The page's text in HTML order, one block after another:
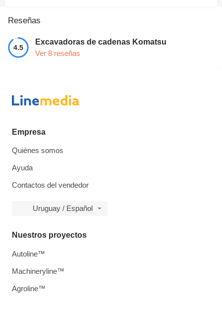
Reseñas
4.5
Excavadoras de cadenas Komatsu
Ver 8 reseñas
Empresa
Quiénes somos
Ayuda
Contactos del vendedor
Uruguay / Español
Nuestros proyectos
Autoline™
Machineryline™
Agroline™